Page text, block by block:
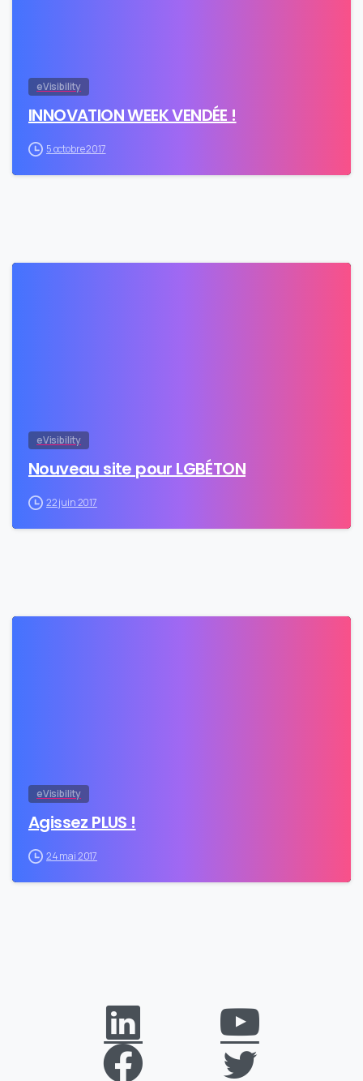
eVisibility
INNOVATION WEEK VENDÉE !
5 octobre 2017
eVisibility
Nouveau site pour LGBÉTON
22 juin 2017
eVisibility
Agissez PLUS !
24 mai 2017